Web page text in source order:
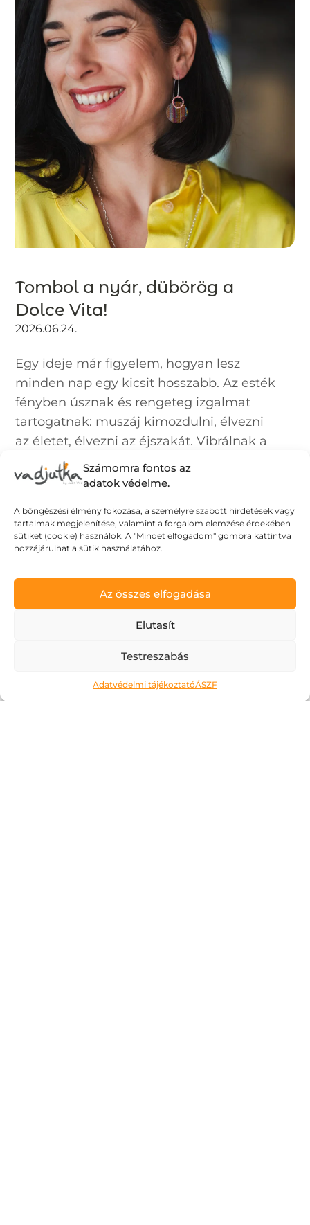
Számomra fontos az
adatok védelme.
A böngészési élmény fokozása, a személyre szabott hirdetések vagy
tartalmak megjelenítése, valamint a forgalom elemzése érdekében
sütiket (cookie) használok. A "Mindet elfogadom" gombra kattintva
hozzájárulhat a sütik használatához.
Az összes elfogadása
Elutasít
Testreszabás
Adatvédelmi tájékoztatóÁSZF
Tombol a nyár, dübörög a
Dolce Vita!
2026.06.24.
Egy ideje már figyelem, hogyan lesz
minden nap egy kicsit hosszabb. Az esték
fényben úsznak és rengeteg izgalmat
tartogatnak: muszáj kimozdulni, élvezni
az életet, élvezni az éjszakát. Vibrálnak a
színek, minden könnyed és izgalmas:
akár...